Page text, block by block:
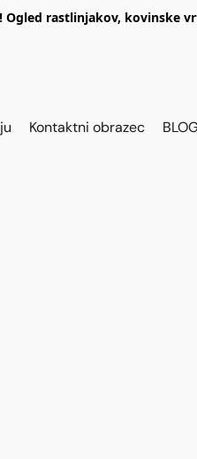
Ogled rastlinjakov, kovinske
Kontaktni obrazec